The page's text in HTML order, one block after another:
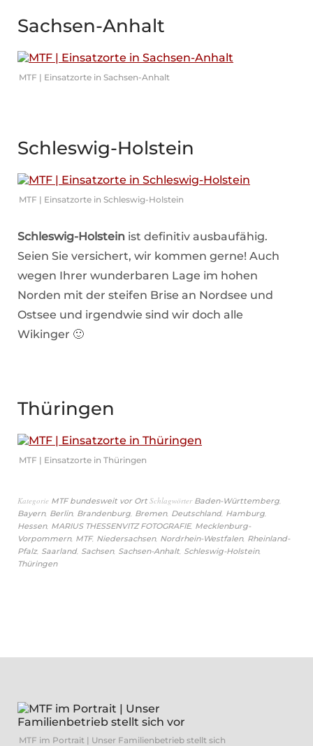
Sachsen-Anhalt
MTF | Einsatzorte in Sachsen-Anhalt
Schleswig-Holstein
MTF | Einsatzorte in Schleswig-Holstein
Schleswig-Holstein ist definitiv ausbaufähig.
Seien Sie versichert, wir kommen gerne! Auch
wegen Ihrer wunderbaren Lage im hohen
Norden mit der steifen Brise an Nordsee und
Ostsee und irgendwie sind wir doch alle
Wikinger 🙂
Thüringen
MTF | Einsatzorte in Thüringen
Kategorie MTF bundesweit vor Ort Schlagwörter Baden-Württemberg
Bayern, Berlin, Brandenburg Bremen, Deutschland, Hamburg
Hessen, MARIUS THESSENVITZ FOTOGRAFIE, Mecklenburg-
Vorpommern, MTF, Niedersachsen, Nordrhein-Westfalen, Rheinland-
Pfalz, Saarland, Sachsen, Sachsen-Anhalt Schleswig-Holstein,
Thüringen
MTF im Portrait | Unser Familienbetrieb stellt sich